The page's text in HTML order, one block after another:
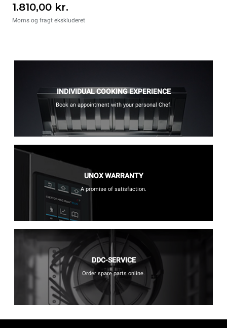
1.810,00 kr.
Moms og fragt ekskluderet
INDIVIDUAL COOKING EXPERIENCE
Book an appointment with your personal Chef.
UNOX WARRANTY
A promise of satisfaction.
DDC-SERVICE
Order spare parts online.